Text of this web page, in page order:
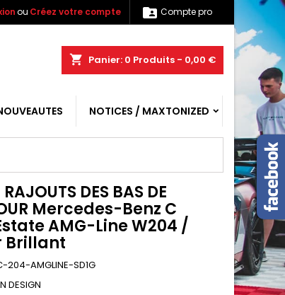
 Compte pro
ou Créez votre compte
shopping_cart Panier: 0 Produits - 0,00 €
NOTICES / MAXTONIZED
DES BAS DE
Mercedes-Benz C
AMG-Line W204 /
Brillant
204-AMGLINE-SD1G
DESIGN